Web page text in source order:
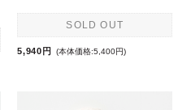
SOLD OUT
5,940円 (本体価格:5,400円)